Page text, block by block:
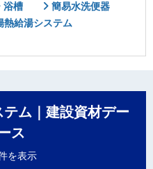
浴槽
簡易水洗便器
熱給湯システム
ム｜建設資材デー
ス
を表示